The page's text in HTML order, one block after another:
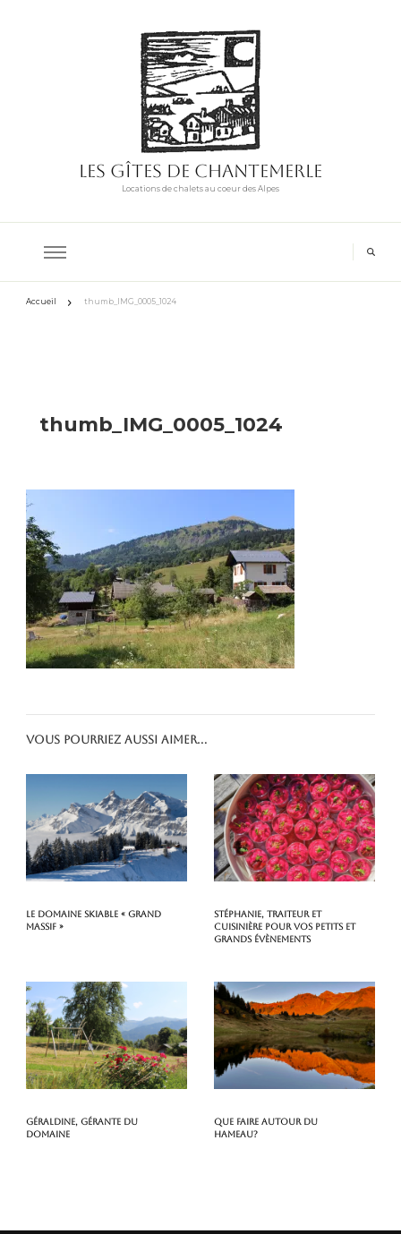
Les Gîtes de Chantemerle
Locations de chalets au coeur des Alpes
Accueil thumb_IMG_0005_1024
thumb_IMG_0005_1024
Vous pourriez aussi aimer...
Le domaine skiable « Grand
Massif »
Stéphanie, traiteur et
cuisinière pour vos petits et
grands évènements
Géraldine, gérante du
domaine
Que faire autour du
hameau?